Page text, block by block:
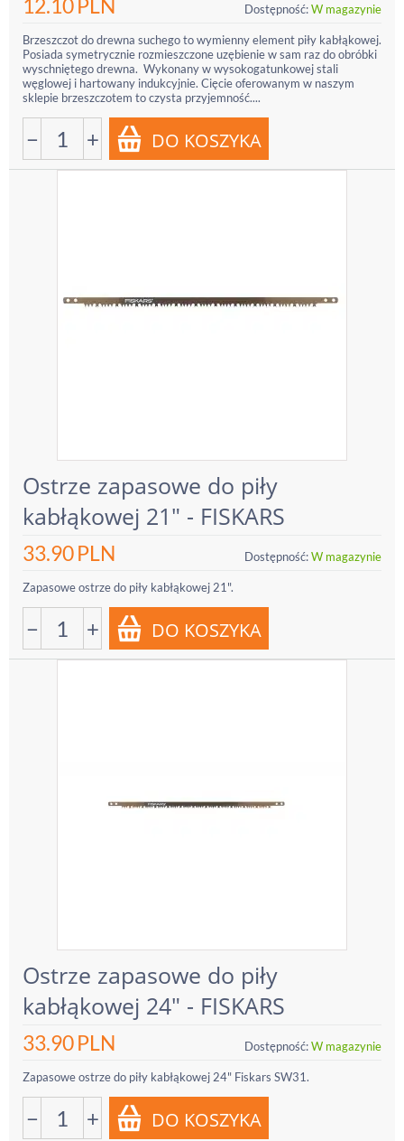
12.10 PLN Dostępność:W magazynie
Brzeszczot do drewna suchego to wymienny element piły kabłąkowej.
Posiada symetrycznie rozmieszczone uzębienie w sam raz do obróbki
wyschniętego drewna. Wykonany w wysokogatunkowej stali
węglowej i hartowany indukcyjnie. Cięcie oferowanym w naszym
sklepie brzeszczotem to czysta przyjemność....
− +
Ostrze zapasowe do piły
kabłąkowej 21" - FISKARS
33.90PLN Dostępność:W magazynie
Zapasowe ostrze do piły kabłąkowej 21".
− +
Ostrze zapasowe do piły
kabłąkowej 24" - FISKARS
33.90PLN Dostępność:W magazynie
Zapasowe ostrze do piły kabłąkowej 24" Fiskars SW31.
− +